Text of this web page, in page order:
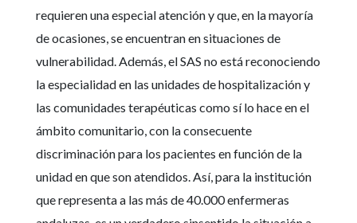
requieren una especial atención y que, en la mayoría
de ocasiones, se encuentran en situaciones de
vulnerabilidad. Además, el SAS no está reconociendo
la especialidad en las unidades de hospitalización y
las comunidades terapéuticas como sí lo hace en el
ámbito comunitario, con la consecuente
discriminación para los pacientes en función de la
unidad en que son atendidos. Así, para la institución
que representa a las más de 40.000 enfermeras